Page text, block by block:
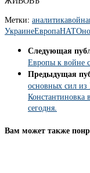
Метки: аналитикавойна
УкраинеЕвропаНАТО
Следующая
Европы к войне
Предыдущая
основных сил
Константиновка
сегодня.
Вам может также